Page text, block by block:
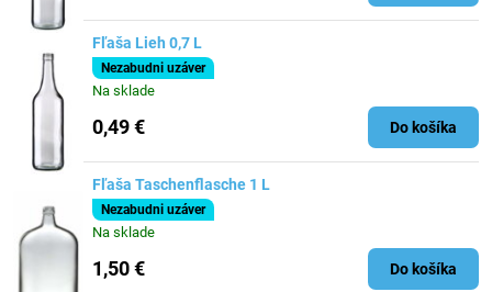
Fľaša Lieh 0,7 L
Nezabudni uzáver
Na sklade
0,49 € Do košíka
Fľaša Taschenflasche 1 L
Nezabudni uzáver
Na sklade
1,50 € Do košíka